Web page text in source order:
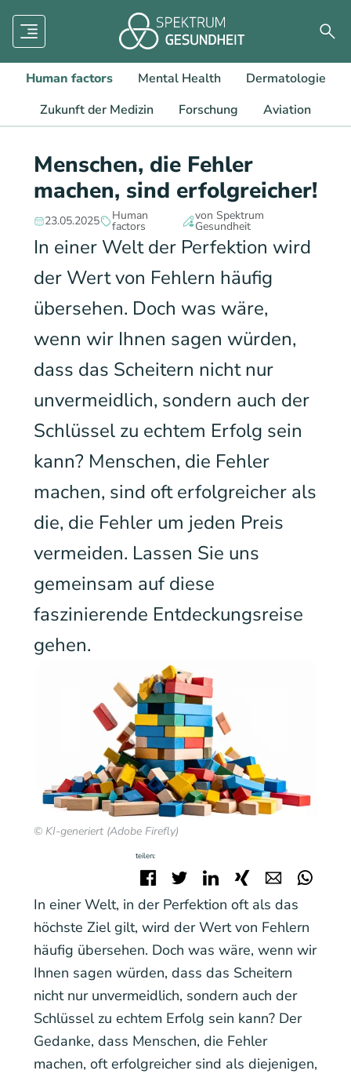
Menü
Human factors Mental Health
Dermatologie
Zukunft der Medizin
Forschung Aviation
Menschen, die Fehler
machen, sind erfolgreicher!
23.05.2025 Human
factors
von Spektrum
Gesundheit
In einer Welt der Perfektion wird
der Wert von Fehlern häufig
übersehen. Doch was wäre,
wenn wir Ihnen sagen würden,
dass das Scheitern nicht nur
unvermeidlich, sondern auch der
Schlüssel zu echtem Erfolg sein
kann? Menschen, die Fehler
machen, sind oft erfolgreicher als
die, die Fehler um jeden Preis
vermeiden. Lassen Sie uns
gemeinsam auf diese
faszinierende Entdeckungsreise
gehen.
© KI-generiert (Adobe Firefly)
teilen:
FacebookTwitterLinkedIn
Xing E-mail
In einer Welt, in der Perfektion oft als das
höchste Ziel gilt, wird der Wert von Fehlern
häufig übersehen. Doch was wäre, wenn wir
Ihnen sagen würden, dass das Scheitern
nicht nur unvermeidlich, sondern auch der
Schlüssel zu echtem Erfolg sein kann? Der
Gedanke, dass Menschen, die Fehler
machen, oft erfolgreicher sind als diejenigen,